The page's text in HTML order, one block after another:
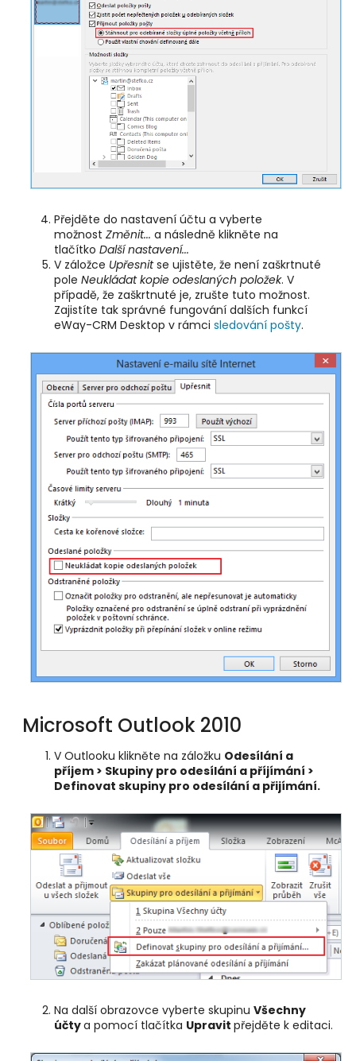
Přejděte do nastavení účtu a vyberte
možnost Změnit... a následně klikněte na
tlačítko Další nastavení...
V záložce Upřesnitse ujistěte, že není zaškrtnuté
pole Neukládat kopie odeslaných položek. V
případě, že zaškrtnuté je, zrušte tuto možnost.
Zajistíte tak správné fungování dalších funkcí
eWay-CRM Desktop v rámci sledování pošty.
Microsoft Outlook 2010
V Outlooku klikněte na záložku Odesílání a
příjem > Skupiny pro odesílání a příjímání >
Definovat skupiny pro odesílání a přijímání.
Na další obrazovce vyberte skupinu Všechny
účtya pomocí tlačítka Upravit přejděte k editaci.